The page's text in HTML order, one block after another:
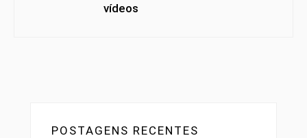
vídeos
POSTAGENS RECENTES